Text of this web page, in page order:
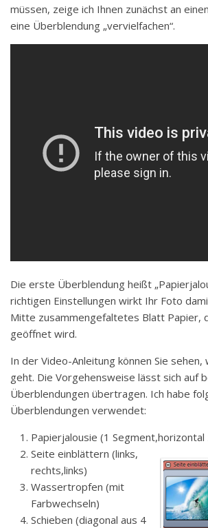
müssen, zeige ich Ihnen zunächst an
eine Überblendung „vervielfachen“.
Die erste Überblendung heißt
richtigen Einstellungen wirkt Ihr Foto
Mitte zusammengefaltetes Blatt Papier,
geöffnet wird.
In der Video-Anleitung können Sie sehen,
geht. Die Vorgehensweise lässt sich auf
Überblendungen übertragen. Ich habe
Überblendungen verwendet:
Papierjalousie (1
Seite einblättern (links,
rechts,links)
Wassertropfen (mit
Farbwechseln)
Schieben (diagonal aus 4